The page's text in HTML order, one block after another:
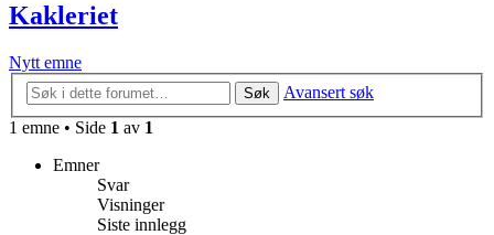
Kakleriet
Nytt emne
Søk
Avansert søk
1 emne • Side 1 av 1
Emner
Svar
Visninger
Siste innlegg